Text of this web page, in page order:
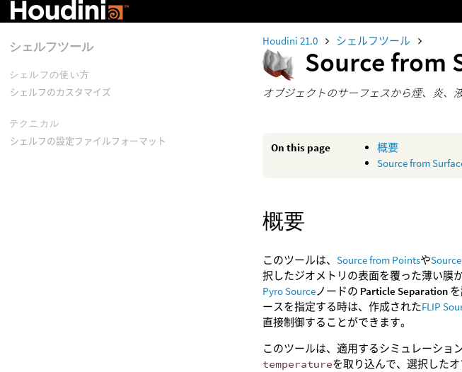
Houdini 21.0 シェルフツール
Source from
オブジェクトのサーフェスから煙、炎、
On this page
概要
Source from
概要
このツールは、Source from Pointsや
択したジオメトリの表面を覆った薄い膜
Pyro Sourceノードの Particle Separation
ースを指定する時は、作成されたFLIP
直接制御することができます。
このツールは、適用するシミュレーショ
temperatureを取り込んで、選択した
シェルフツール
シェルフの使い方
シェルフのカスタマイズ
テクニカル
シェルフの設定ファイルフォーマット